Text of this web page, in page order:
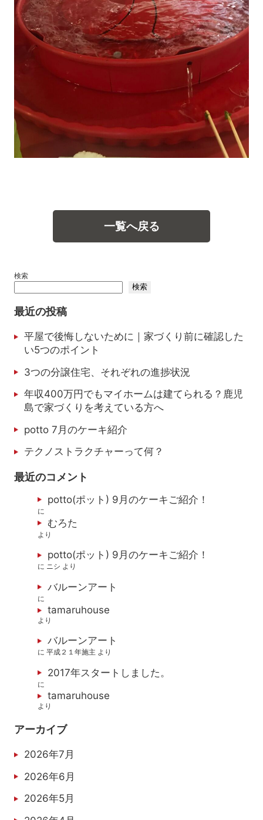
一覧へ戻る
検索
検索
最近の投稿
平屋で後悔しないために｜家づくり前に確認した
い5つのポイント
3つの分譲住宅、それぞれの進捗状況
年収400万円でもマイホームは建てられる？鹿児
島で家づくりを考えている方へ
potto 7月のケーキ紹介
テクノストラクチャーって何？
最近のコメント
potto(ポット) 9月のケーキご紹介！
に
むろた
より
potto(ポット) 9月のケーキご紹介！
に ニシ より
バルーンアート
に
tamaruhouse
より
バルーンアート
に平成２１年施主 より
2017年スタートしました。
に
tamaruhouse
より
アーカイブ
2026年7月
2026年6月
2026年5月